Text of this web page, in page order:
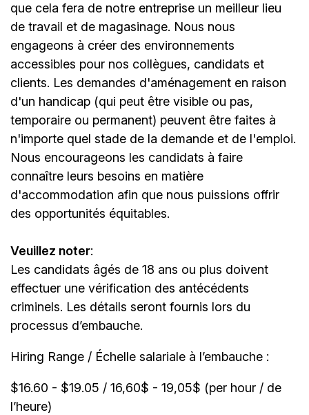
que cela fera de notre entreprise un meilleur lieu
de travail et de magasinage. Nous nous
engageons à créer des environnements
accessibles pour nos collègues, candidats et
clients. Les demandes d'aménagement en raison
d'un handicap (qui peut être visible ou pas,
temporaire ou permanent) peuvent être faites à
n'importe quel stade de la demande et de l'emploi.
Nous encourageons les candidats à faire
connaître leurs besoins en matière
d'accommodation afin que nous puissions offrir
des opportunités équitables.
Veuillez noter:
Les candidats âgés de 18 ans ou plus doivent
effectuer une vérification des antécédents
criminels. Les détails seront fournis lors du
processus d’embauche.
Hiring Range / Échelle salariale à l’embauche :
$16.60 - $19.05 / 16,60$ - 19,05$ (per hour / de
l’heure)